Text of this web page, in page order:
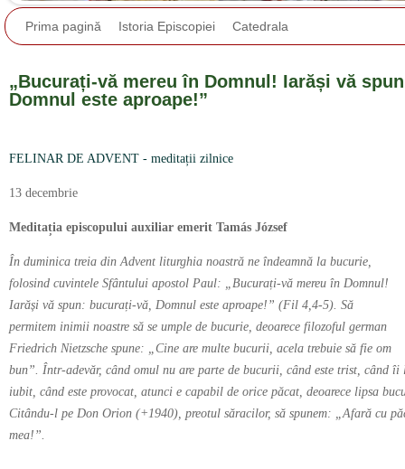
Prima pagină Istoria Episcopiei Catedrala
„Bucurați-vă mereu în Domnul! Iarăși vă
Domnul este aproape!”
FELINAR DE ADVENT - meditații zilnice
13 decembrie
Meditația episcopului auxiliar emerit Tamás József
În duminica treia din Advent liturghia noastră ne îndeamnă la bucurie,
folosind cuvintele Sfântului apostol Paul: „Bucurați-vă mereu în Domnul!
Iarăși vă spun: bucurați-vă, Domnul este aproape!” (Fil 4,4-5). Să
permitem inimii noastre să se umple de bucurie, deoarece filozoful german
Friedrich Nietzsche spune: „Cine are multe bucurii, acela trebuie să fie om
bun”. Într-adevăr, când omul nu are parte de bucurii, când este trist, când îi
iubit, când este provocat, atunci e capabil de orice păcat, deoarece lipsa
Citându-l pe Don Orion (+1940), preotul săracilor, să spunem: „Afară cu
mea!”.